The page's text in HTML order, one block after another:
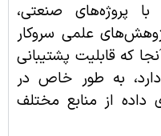
پروژه‌های صنعتی،
علمی سروکار
که قابلیت پشتیبانی
به طور خاص در
داده از منابع مختلف